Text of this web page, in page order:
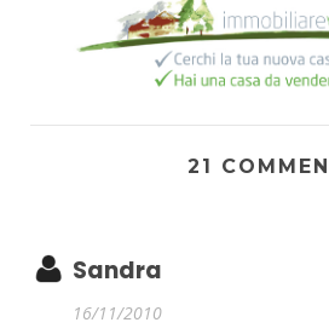
21
Sandra
16/11/2010